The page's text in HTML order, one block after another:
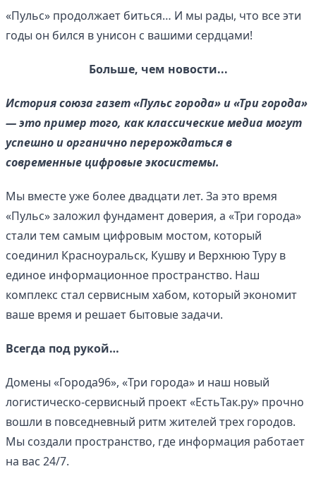
«Пульс» продолжает биться… И мы рады, что все эти
годы он бился в унисон с вашими сердцами!
Больше, чем новости...
История союза газет «Пульс города» и «Три города»
— это пример того, как классические медиа могут
успешно и органично перерождаться в
современные цифровые экосистемы.
Мы вместе уже более двадцати лет. За это время
«Пульс» заложил фундамент доверия, а «Три города»
стали тем самым цифровым мостом, который
соединил Красноуральск, Кушву и Верхнюю Туру в
единое информационное пространство. Наш
комплекс стал сервисным хабом, который экономит
ваше время и решает бытовые задачи.
Всегда под рукой…
Домены «Города96», «Три города» и наш новый
логистическо-сервисный проект «ЕстьТак.ру» прочно
вошли в повседневный ритм жителей трех городов.
Мы создали пространство, где информация работает
на вас 24/7.